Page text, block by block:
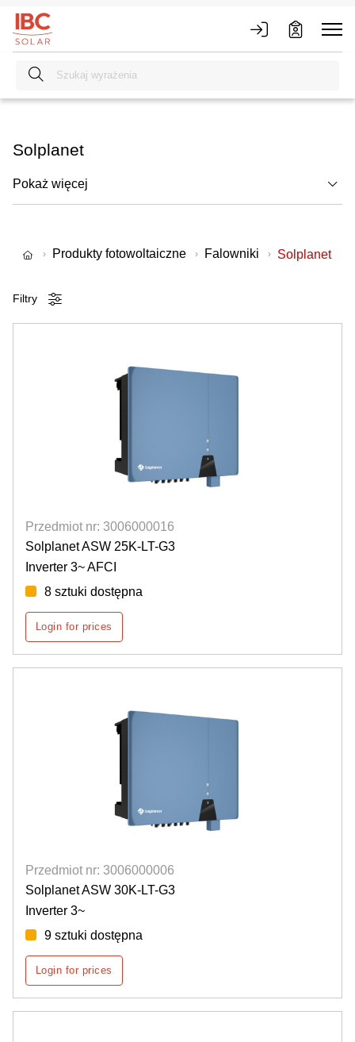
Solplanet
Pokaż więcej
Produkty fotowoltaiczne Falowniki Solplanet
Filtry
Przedmiot nr: 3006000016
Solplanet ASW 25K-LT-G3
Inverter 3~ AFCI
8 sztuki dostępna
Login for prices
Przedmiot nr: 3006000006
Solplanet ASW 30K-LT-G3
Inverter 3~
9 sztuki dostępna
Login for prices